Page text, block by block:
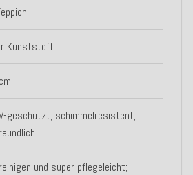
Kunststoff
geschützt, schimmelresistent,
und super pflegeleicht;